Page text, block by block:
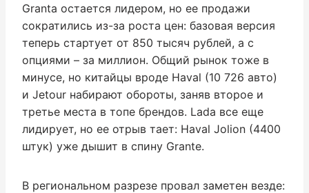
Granta остается лидером, но ее продажи
сократились из-за роста цен: базовая версия
теперь стартует от 850 тысяч рублей, а с
опциями – за миллион. Общий рынок тоже в
минусе, но китайцы вроде Haval (10 726 авто)
и Jetour набирают обороты, заняв второе и
третье места в топе брендов. Lada все еще
лидирует, но ее отрыв тает: Haval Jolion (4400
штук) уже дышит в спину Grante.
В региональном разрезе провал заметен везде: